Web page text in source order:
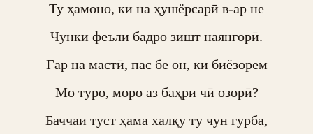
Ту ҳамоно, ки на ҳушёрсарӣ в-ар не
Чунки феъли бадро зишт наянгорӣ.
Гар на мастӣ, пас бе он, ки биёзорем
Мо туро, моро аз баҳри чӣ озорӣ?
Баччаи туст ҳама халқу ту чун гурба,